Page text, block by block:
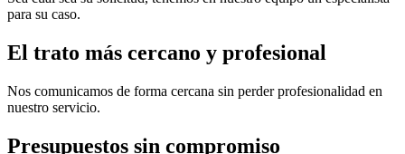
de gestión y
asesoramiento
para su caso.
El trato más cercano y profesional
Nos comunicamos de forma cercana sin perder profesionalidad en
nuestro servicio.
Presupuestos sin compromiso